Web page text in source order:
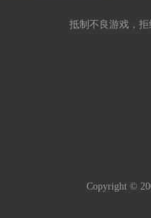
抵制不良游戏，
Copyright ©